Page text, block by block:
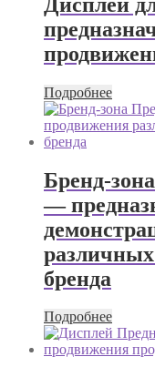
Подробнее
Бренд-
—
бренда
Подробнее